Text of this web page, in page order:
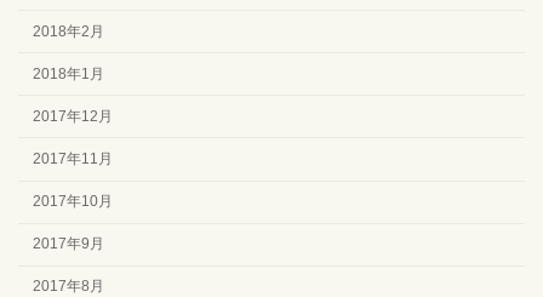
2018年2月
2018年1月
2017年12月
2017年11月
2017年10月
2017年9月
2017年8月